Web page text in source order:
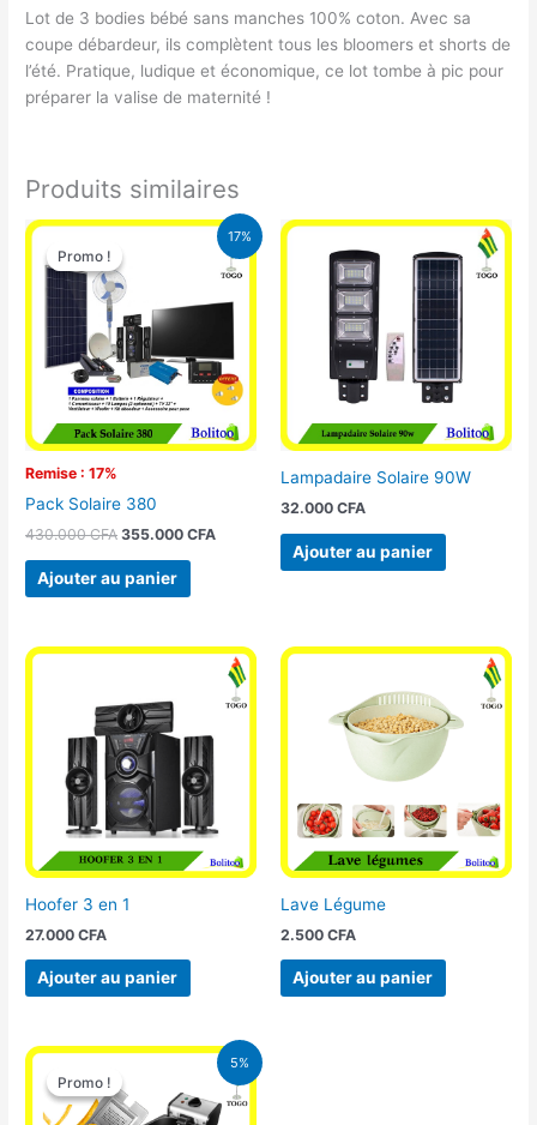
Lot de 3 bodies bébé sans manches 100% coton. Avec sa
coupe débardeur, ils complètent tous les bloomers et shorts de
l’été. Pratique, ludique et économique, ce lot tombe à pic pour
préparer la valise de maternité !
Produits similaires
17%
Promo !
Remise : 17%
Promo !
Pack Solaire 380
430.000CFA
Le
initial
était :
430.000 CFA.
355.000CFA
Le
prix
actuel
355.000 CFA.
Ajouter au panier
Lampadaire Solaire 90W
32.000 CFA
Ajouter au panier
Hoofer 3 en 1
27.000CFA
Ajouter au panier
Lave Légume
2.500 CFA
Ajouter au panier
5%
Promo !
Promo !
Le
initial
était :
Le
prix
actuel
est :